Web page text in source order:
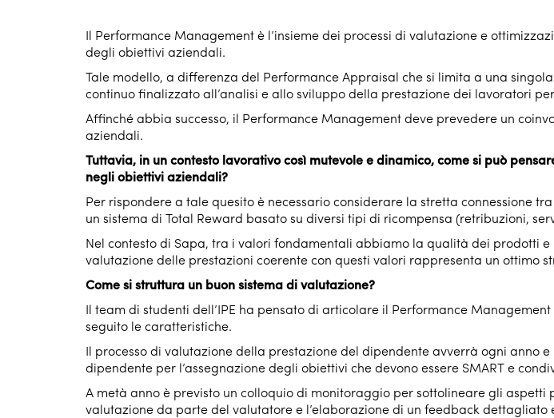
Il Performance Management è l’insieme dei processi di valutazione e
degli obiettivi aziendali.
Tale modello, a differenza del Performance Appraisal che si limita a una
continuo finalizzato all’analisi e allo sviluppo della prestazione dei lavoratori
Affinché abbia successo, il Performance Management deve prevedere un
aziendali.
Tuttavia, in un contesto lavorativo così mutevole e dinamico, come si può
negli obiettivi aziendali?
Per rispondere a tale quesito è necessario considerare la stretta connessione
un sistema di Total Reward basato su diversi tipi di ricompensa (retribuzioni,
Nel contesto di Sapa, tra i valori fondamentali abbiamo la qualità dei prodotti
valutazione delle prestazioni coerente con questi valori rappresenta un ottimo
Come si struttura un buon sistema di valutazione?
Il team di studenti dell’IPE ha pensato di articolare il Performance
seguito le caratteristiche.
Il processo di valutazione della prestazione del dipendente avverrà ogni anno
dipendente per l’assegnazione degli obiettivi che devono essere SMART e
A metà anno è previsto un colloquio di monitoraggio per sottolineare gli
valutazione da parte del valutatore e l’elaborazione di un feedback